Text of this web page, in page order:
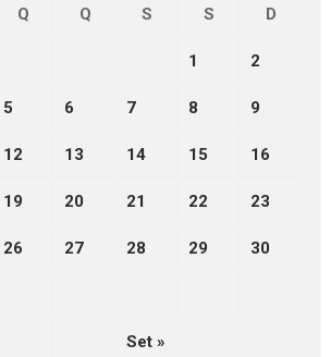
Q Q S S D
1 2
5 6 7 8 9
12 13 14 15 16
19 20 21 22 23
26 27 28 29 30
Set »